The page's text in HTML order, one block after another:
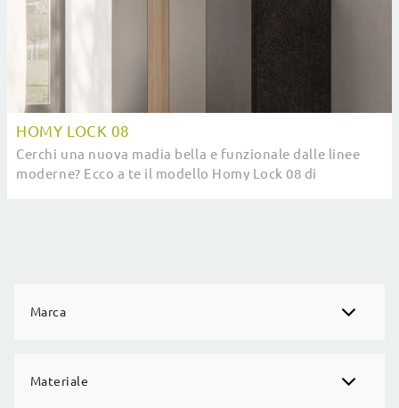
Marca
Materiale
HOMY LOCK 08
Cerchi una nuova madia bella e funzionale dalle linee
moderne? Ecco a te il modello Homy Lock 08 di